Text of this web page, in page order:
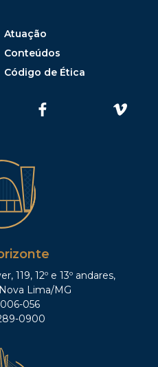
Atuação
Conteúdos
Código de Ética
119, 12º e 13º andares,
Lima/MG
056
0900